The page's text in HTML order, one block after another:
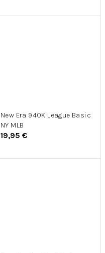
New Era 940K League Basic
NY MLB
19,95 €